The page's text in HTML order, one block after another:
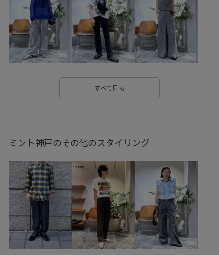
スポーツ セットアップ ソックス タック
タックスカート トレンド感 ナイロン ハリ感
バスケットボール フーディー ブラウス ブルゾン
マキシ丈 メッシュ モノグラム モノトーン
大人カジュアル 快適 抜け感
肌触りが良い 野球
すべて見る
ミント神戸のその他のスタイリング